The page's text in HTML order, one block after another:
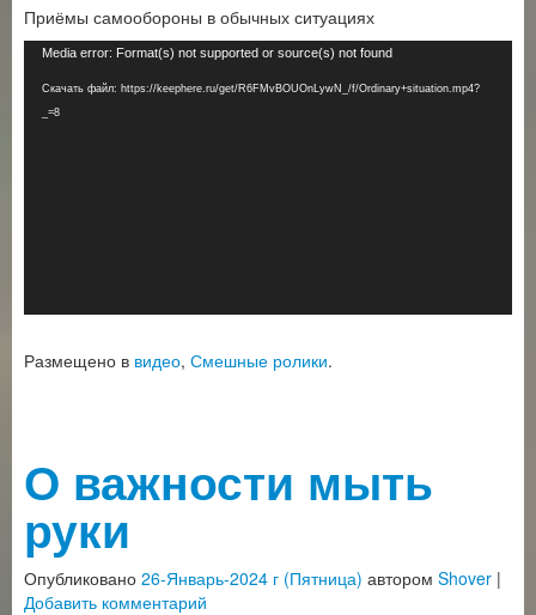
Приёмы самообороны в обычных ситуациях
Видеоплеер
Media error: Format(s) not supported or source(s) not found
Скачать файл: https://keephere.ru/get/R6FMvBOUOnLywN_/f/Ordinary+situation.mp4?
_=8
Размещено в видео, Смешные ролики.
О важности мыть
руки
Опубликовано 26-Январь-2024 г (Пятница) автором Shover |
Добавить комментарий